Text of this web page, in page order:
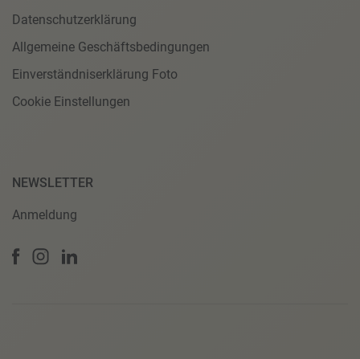
Datenschutzerklärung
Allgemeine Geschäftsbedingungen
Einverständniserklärung Foto
Cookie Einstellungen
NEWSLETTER
Anmeldung